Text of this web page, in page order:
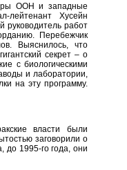
ООН и западные
лейтенант Хусейн
руководитель работ
Перебежчик
Выяснилось, что
секрет – о
с биологическими
и лаборатории,
на эту программу.
власти были
заговорили о
до 1995-го года, они